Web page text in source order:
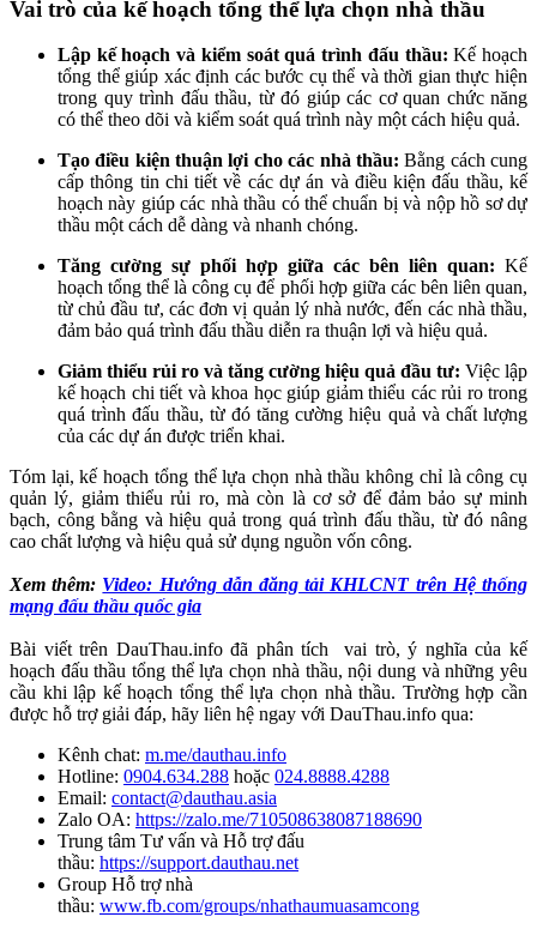
Vai trò của kế hoạch tổng thể lựa chọn nhà thầu
Lập kế hoạch và kiểm soát quá trình đấu thầu: Kế hoạch
tổng thể giúp xác định các bước cụ thể và thời gian thực hiện
trong quy trình đấu thầu, từ đó giúp các cơ quan chức năng
có thể theo dõi và kiểm soát quá trình này một cách hiệu quả.
Tạo điều kiện thuận lợi cho các nhà thầu: Bằng cách cung
cấp thông tin chi tiết về các dự án và điều kiện đấu thầu, kế
hoạch này giúp các nhà thầu có thể chuẩn bị và nộp hồ sơ dự
thầu một cách dễ dàng và nhanh chóng.
Tăng cường sự phối hợp giữa các bên liên quan: Kế
hoạch tổng thể là công cụ để phối hợp giữa các bên liên quan,
từ chủ đầu tư, các đơn vị quản lý nhà nước, đến các nhà thầu,
đảm bảo quá trình đấu thầu diễn ra thuận lợi và hiệu quả.
Giảm thiểu rủi ro và tăng cường hiệu quả đầu tư: Việc lập
kế hoạch chi tiết và khoa học giúp giảm thiểu các rủi ro trong
quá trình đấu thầu, từ đó tăng cường hiệu quả và chất lượng
của các dự án được triển khai.
Tóm lại, kế hoạch tổng thể lựa chọn nhà thầu không chỉ là công cụ
quản lý, giảm thiểu rủi ro, mà còn là cơ sở để đảm bảo sự minh
bạch, công bằng và hiệu quả trong quá trình đấu thầu, từ đó nâng
cao chất lượng và hiệu quả sử dụng nguồn vốn công.
Xem thêm: Video: Hướng dẫn đăng tải KHLCNT trên Hệ thống
mạng đấu thầu quốc gia
Bài viết trên DauThau.info đã phân tích vai trò, ý nghĩa của kế
hoạch đấu thầu tổng thể lựa chọn nhà thầu, nội dung và những yêu
cầu khi lập kế hoạch tổng thể lựa chọn nhà thầu. Trường hợp cần
được hỗ trợ giải đáp, hãy liên hệ ngay với DauThau.info qua:
Kênh chat: m.me/dauthau.info
Hotline: 0904.634.288 hoặc 024.8888.4288
Email: contact@dauthau.asia
Zalo OA: https://zalo.me/710508638087188690
Trung tâm Tư vấn và Hỗ trợ đấu
thầu: https://support.dauthau.net
Group Hỗ trợ nhà
thầu: www.fb.com/groups/nhathaumuasamcong